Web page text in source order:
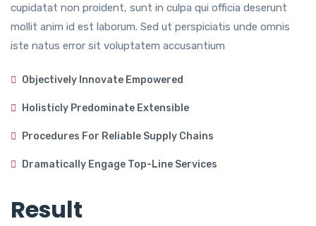
cupidatat non proident, sunt in culpa qui officia deserunt
mollit anim id est laborum. Sed ut perspiciatis unde omnis
iste natus error sit voluptatem accusantium
Objectively Innovate Empowered
Holisticly Predominate Extensible
Procedures For Reliable Supply Chains
Dramatically Engage Top-Line Services
Result